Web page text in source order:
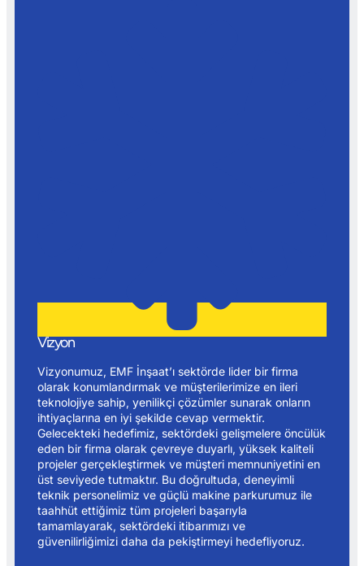
Vizyon
Vizyonumuz, EMF İnşaat’ı sektörde lider bir firma
olarak konumlandırmak ve müşterilerimize en ileri
teknolojiye sahip, yenilikçi çözümler sunarak onların
ihtiyaçlarına en iyi şekilde cevap vermektir.
Gelecekteki hedefimiz, sektördeki gelişmelere öncülük
eden bir firma olarak çevreye duyarlı, yüksek kaliteli
projeler gerçekleştirmek ve müşteri memnuniyetini en
üst seviyede tutmaktır. Bu doğrultuda, deneyimli
teknik personelimiz ve güçlü makine parkurumuz ile
taahhüt ettiğimiz tüm projeleri başarıyla
tamamlayarak, sektördeki itibarımızı ve
güvenilirliğimizi daha da pekiştirmeyi hedefliyoruz.